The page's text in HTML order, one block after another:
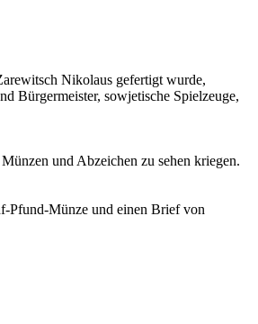
Nikolaus gefertigt wurde,
Bürgermeister, sowjetische Spielzeuge,
und Abzeichen zu sehen kriegen.
Pfund-Münze und einen Brief von